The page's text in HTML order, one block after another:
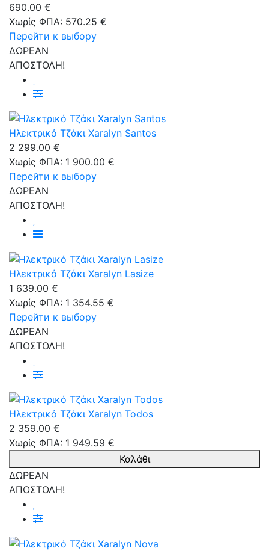
690.00 €
Χωρίς ΦΠΑ: 570.25 €
Перейти к выбору
ΔΩΡΕΑΝ
ΑΠΟΣΤΟΛΗ!
Ηλεκτρικό Τζάκι Xaralyn Santos
2 299.00 €
Χωρίς ΦΠΑ: 1 900.00 €
Перейти к выбору
ΔΩΡΕΑΝ
ΑΠΟΣΤΟΛΗ!
Ηλεκτρικό Τζάκι Xaralyn Lasize
1 639.00 €
Χωρίς ΦΠΑ: 1 354.55 €
Перейти к выбору
ΔΩΡΕΑΝ
ΑΠΟΣΤΟΛΗ!
Ηλεκτρικό Τζάκι Xaralyn Todos
2 359.00 €
Χωρίς ΦΠΑ: 1 949.59 €
Καλάθι
ΔΩΡΕΑΝ
ΑΠΟΣΤΟΛΗ!